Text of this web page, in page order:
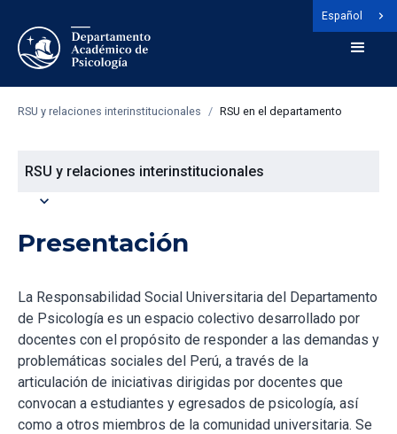
Español
RSU y relaciones interinstitucionales / RSU en el departamento
RSU y relaciones interinstitucionales
expand_more
Presentación
La Responsabilidad Social Universitaria del Departamento
de Psicología es un espacio colectivo desarrollado por
docentes con el propósito de responder a las demandas y
problemáticas sociales del Perú, a través de la
articulación de iniciativas dirigidas por docentes que
convocan a estudiantes y egresados de psicología, así
como a otros miembros de la comunidad universitaria. Se